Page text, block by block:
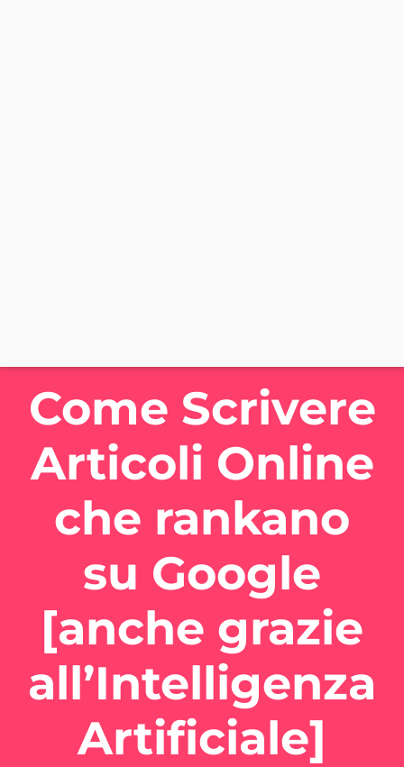
Come Scrivere
Articoli Online
che rankano
su Google
[anche grazie
all’Intelligenza
Artificiale]